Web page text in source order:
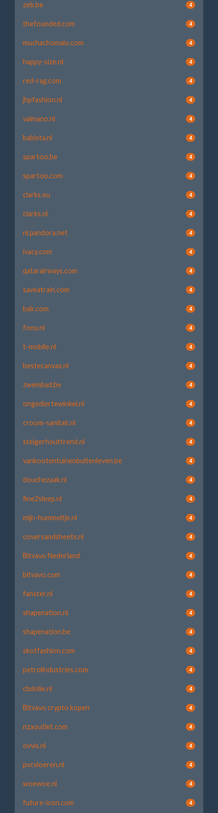
zeb.be 4
thefounded.com 4
muchachomalo.com 4
happy-size.nl 4
red-rag.com 4
jhpfashion.nl 4
valmano.nl 4
babista.nl 4
spartoo.be 4
spartoo.com 4
clarks.eu 4
clarks.nl 4
nl.pandora.net 4
ivacy.com 4
qatarairways.com 4
saveatrain.com 4
balr.com 4
fonu.nl 4
t-mobile.nl 4
bestecanvas.nl 4
zwembad.be 4
ongediertewinkel.nl 4
croom-sanitair.nl 4
steigerhouttrend.nl 4
vankootentuinenbuitenleven.be 4
douchezaak.nl 4
fine2sleep.nl 4
mijn-hummeltje.nl 4
coversandsheets.nl 4
Bitvavo Nederland 4
bitvavo.com 4
fanster.nl 4
shapenation.nl 4
shapenation.be 4
skotfashion.com 4
petrolindustries.com 4
cbdolie.nl 4
Bitvavo crypto kopen 4
nzaoutlet.com 4
ovvis.nl 4
pvcvloeren.nl 4
woewoe.nl 4
future-icon.com 4